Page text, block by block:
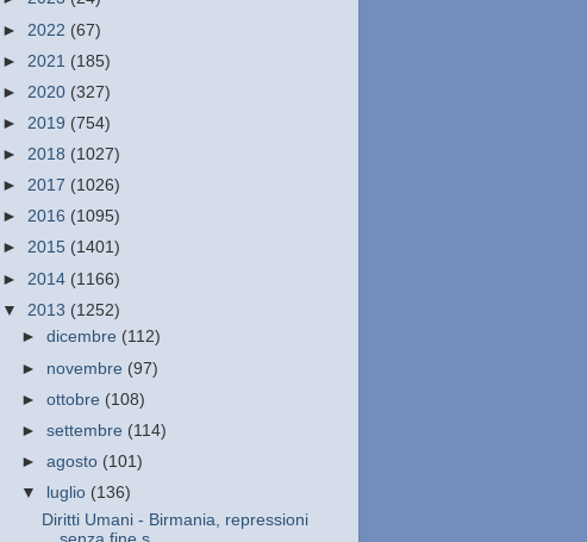
► 2022 (67)
► 2021 (185)
► 2020 (327)
► 2019 (754)
► 2018 (1027)
► 2017 (1026)
► 2016 (1095)
► 2015 (1401)
► 2014 (1166)
▼ 2013 (1252)
►dicembre (112)
► novembre (97)
►ottobre (108)
►settembre (114)
►agosto (101)
▼
luglio (136)
Diritti Umani - Birmania, repressioni